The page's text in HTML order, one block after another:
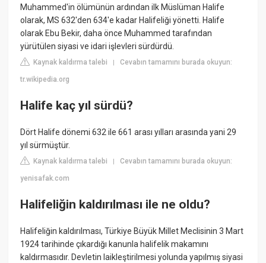
Muhammed'in ölümünün ardından ilk Müslüman Halife
olarak, MS 632'den 634'e kadar Halifeliği yönetti. Halife
olarak Ebu Bekir, daha önce Muhammed tarafından
yürütülen siyasi ve idari işlevleri sürdürdü.
Kaynak kaldırma talebi |Cevabın tamamını burada okuyun:
tr.wikipedia.org
Halife kaç yıl sürdü?
Dört Halife dönemi 632 ile 661 arası yılları arasında yani 29
yıl sürmüştür.
Kaynak kaldırma talebi |Cevabın tamamını burada okuyun:
yenisafak.com
Halifeliğin kaldırılması ile ne oldu?
Halifeliğin kaldırılması, Türkiye Büyük Millet Meclisinin 3 Mart
1924 tarihinde çıkardığı kanunla halifelik makamını
kaldırmasıdır. Devletin laikleştirilmesi yolunda yapılmış siyasi